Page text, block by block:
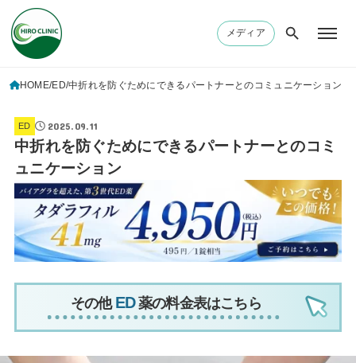
メディア
HOME ED 中折れを防ぐためにできるパートナーとのコミュニケーション
ED 2025.09.11
中折れを防ぐためにできるパートナーとのコミ
ュニケーション
その他 薬の料金表はこちら